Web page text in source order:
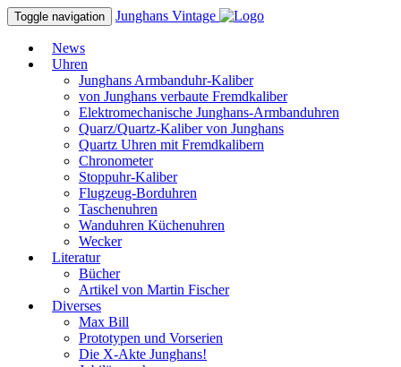
Toggle navigation Junghans Vintage
News
Uhren
Junghans Armbanduhr-Kaliber
von Junghans verbaute Fremdkaliber
Elektromechanische Junghans-Armbanduhren
Quarz/Quartz-Kaliber von Junghans
Quartz Uhren mit Fremdkalibern
Chronometer
Stoppuhr-Kaliber
Flugzeug-Borduhren
Taschenuhren
Wanduhren Küchenuhren
Wecker
Literatur
Bücher
Artikel von Martin Fischer
Diverses
Max Bill
Prototypen und Vorserien
Die X-Akte Junghans!